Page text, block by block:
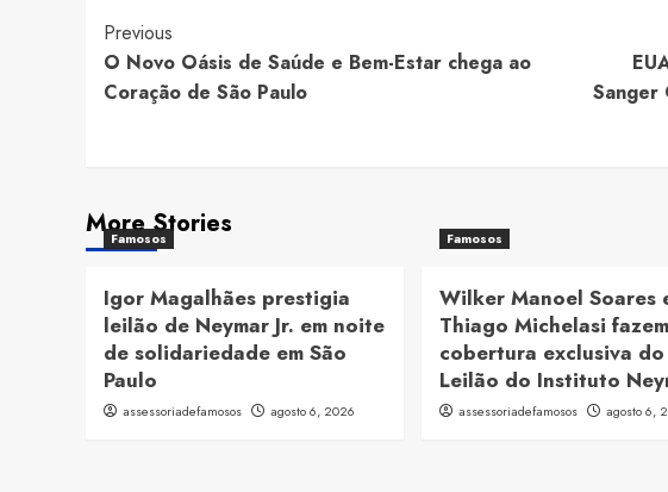
Post
Navigation
Previous
O Novo Oásis de Saúde e Bem-Estar chega ao
Coração de São Paulo
Sanger
More Stories
Famosos
Igor Magalhães prestigia
leilão de Neymar Jr. em noite
de solidariedade em São
Paulo
assessoriadefamosos agosto 6, 2026
Famosos
Wilker Manoel Soares
Thiago Michelasi fazem
cobertura exclusiva do
Leilão do Instituto
assessoriadefamosos agosto 6,